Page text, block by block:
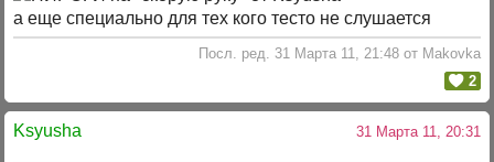
а еще специально для тех кого тесто не слушается
Посл. ред. 31 Марта 11, 21:48 от Makovka
2
Ksyusha 31 Марта 11, 20:31